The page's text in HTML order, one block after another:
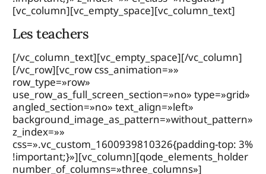
[vc_column][vc_empty_space][vc_column_text]
Les teachers
[/vc_column_text][vc_empty_space][/vc_column]
[/vc_row][vc_row css_animation=»»
row_type=»row»
use_row_as_full_screen_section=»no» type=»grid»
angled_section=»no» text_align=»left»
background_image_as_pattern=»without_pattern»
z_index=»»
css=».vc_custom_1600939810326{padding-top: 3%
!important;}»][vc_column][qode_elements_holder
number_of_columns=»three_columns»]